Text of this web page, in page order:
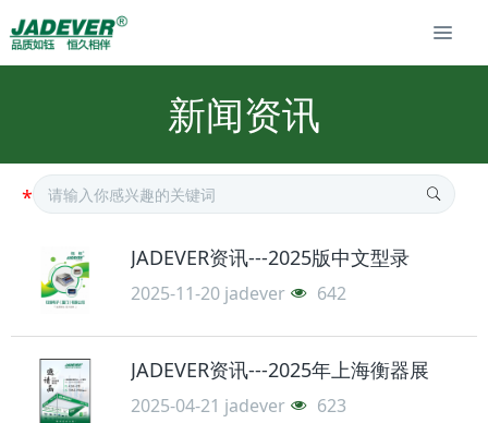
新闻资讯
JADEVER资讯---2025版中文型录
2025-11-20 jadever 642
JADEVER资讯---2025年上海衡器展
2025-04-21 jadever 623